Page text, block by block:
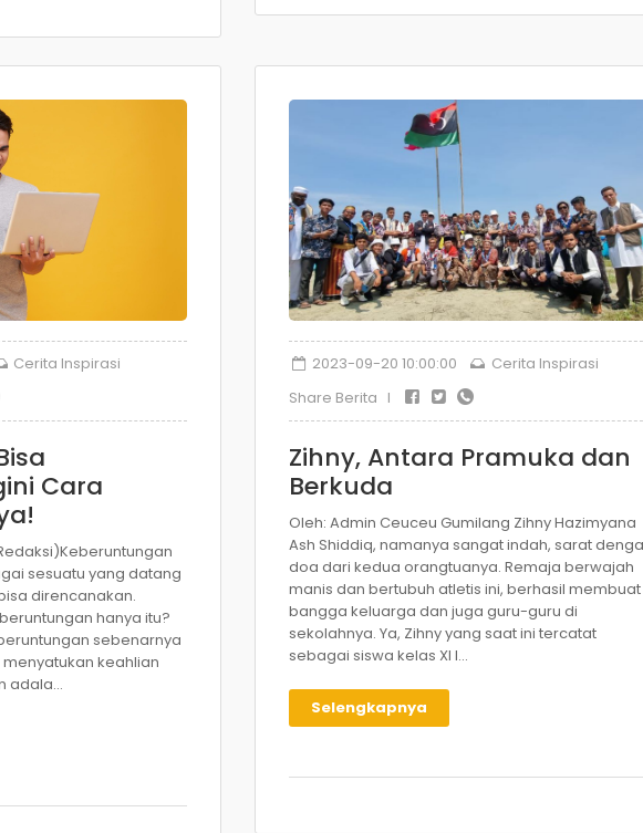
Cerita Inspirasi
Cara
sesuatu yang datang
direncanakan.
hanya itu?
sebenarnya
keahlian
adala...
2023-09-20 10:00:00
Cerita Inspirasi
Share Berita I
Zihny, Antara Pramuka dan
Berkuda
Oleh: Admin Ceuceu Gumilang Zihny Hazimyana
Ash Shiddiq, namanya sangat indah, sarat
doa dari kedua orangtuanya. Remaja berwajah
manis dan bertubuh atletis ini, berhasil membuat
bangga keluarga dan juga guru-guru di
sekolahnya. Ya, Zihny yang saat ini tercatat
sebagai siswa kelas XI I...
Selengkapnya